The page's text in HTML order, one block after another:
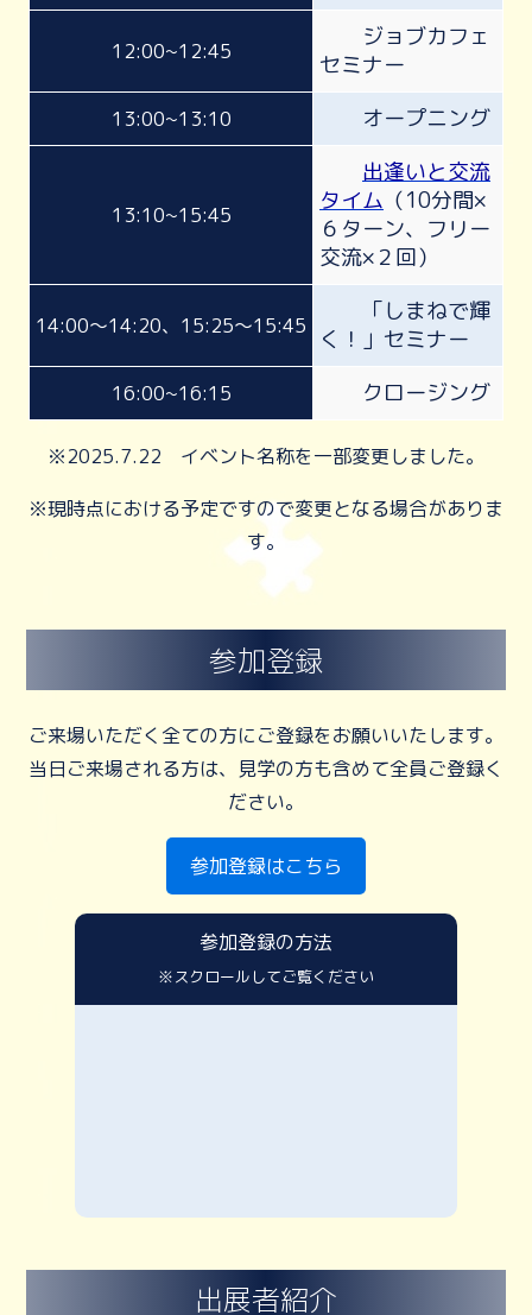
12:00~12:45
ジョブカフェ
セミナー
13:00~13:10 オープニング
13:10~15:45
出逢いと交流
タイム （10分間×
６ターン、フリー
交流×２回）
14:00～14:20、15:25～15:45
「しまねで輝
く！」セミナー
16:00~16:15 クロージング
※2025.7.22 イベント名称を一部変更しました。
※現時点における予定ですので変更となる場合がありま
す。
参加登録
ご来場いただく全ての方にご登録をお願いいたします。
当日ご来場される方は、見学の方も含めて全員ご登録く
ださい。
参加登録はこちら
参加登録の方法
※スクロールしてご覧ください
出展者紹介